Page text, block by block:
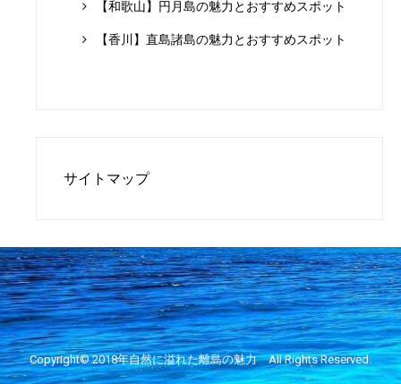
【和歌山】円月島の魅力とおすすめスポット
【香川】直島諸島の魅力とおすすめスポット
サイトマップ
Copyright© 2018年自然に溢れた離島の魅力All Rights Reserved.